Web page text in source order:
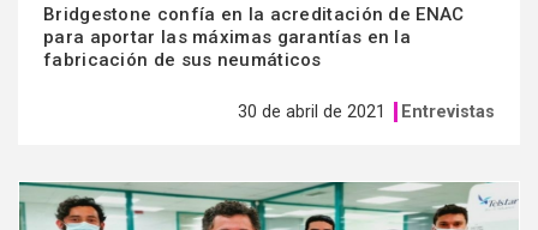
Bridgestone confía en la acreditación de ENAC
para aportar las máximas garantías en la
fabricación de sus neumáticos
30 de abril de 2021 Entrevistas
Ver